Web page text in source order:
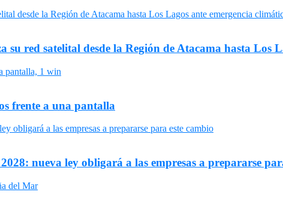
red satelital desde la Región de Atacama hasta Los
frente a una pantalla
nueva ley obligará a las empresas a prepararse